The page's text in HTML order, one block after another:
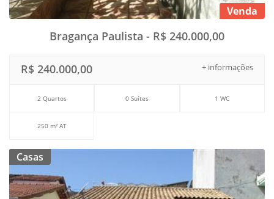
Venda
Bragança Paulista - R$ 240.000,00
+ informações
R$ 240.000,00
2 Quartos 0 Suítes 1 WC
250 m² AT
Casas